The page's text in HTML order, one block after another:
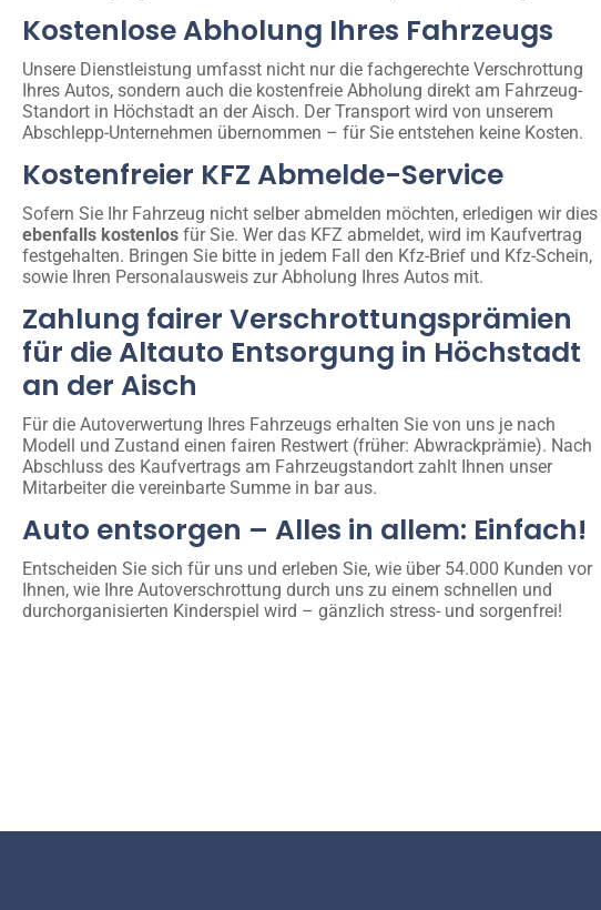
Kostenlose Abholung Ihres Fahrzeugs
Unsere Dienstleistung umfasst nicht nur die fachgerechte Verschrottung
Ihres Autos, sondern auch die kostenfreie Abholung direkt am Fahrzeug-
Standort in Höchstadt an der Aisch. Der Transport wird von unserem
Abschlepp-Unternehmen übernommen – für Sie entstehen keine Kosten.
Kostenfreier KFZ Abmelde-Service
Sofern Sie Ihr Fahrzeug nicht selber abmelden möchten, erledigen wir dies
ebenfalls kostenlos für Sie. Wer das KFZ abmeldet, wird im Kaufvertrag
festgehalten. Bringen Sie bitte in jedem Fall den Kfz-Brief und Kfz-Schein,
sowie Ihren Personalausweis zur Abholung Ihres Autos mit.
Zahlung fairer Verschrottungsprämien
für die Altauto Entsorgung in Höchstadt
an der Aisch
Für die Autoverwertung Ihres Fahrzeugs erhalten Sie von uns je nach
Modell und Zustand einen fairen Restwert (früher: Abwrackprämie). Nach
Abschluss des Kaufvertrags am Fahrzeugstandort zahlt Ihnen unser
Mitarbeiter die vereinbarte Summe in bar aus.
Auto entsorgen – Alles in allem: Einfach!
Entscheiden Sie sich für uns und erleben Sie, wie über 54.000 Kunden vor
Ihnen, wie Ihre Autoverschrottung durch uns zu einem schnellen und
durchorganisierten Kinderspiel wird – gänzlich stress- und sorgenfrei!